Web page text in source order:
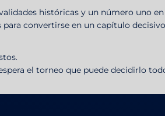
históricas y un número uno
convertirse en un capítulo
el torneo que puede decidirlo